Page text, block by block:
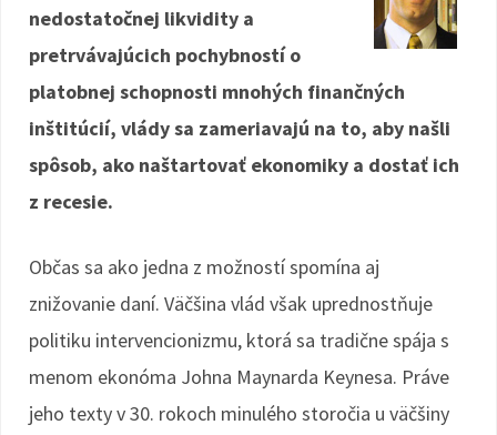
nedostatočnej likvidity a
pretrvávajúcich pochybností o
platobnej schopnosti mnohých finančných
inštitúcií, vlády sa zameriavajú na to, aby našli
spôsob, ako naštartovať ekonomiky a dostať ich
z recesie.
Občas sa ako jedna z možností spomína aj
znižovanie daní. Väčšina vlád však uprednostňuje
politiku intervencionizmu, ktorá sa tradične spája s
menom ekonóma Johna Maynarda Keynesa. Práve
jeho texty v 30. rokoch minulého storočia u väčšiny